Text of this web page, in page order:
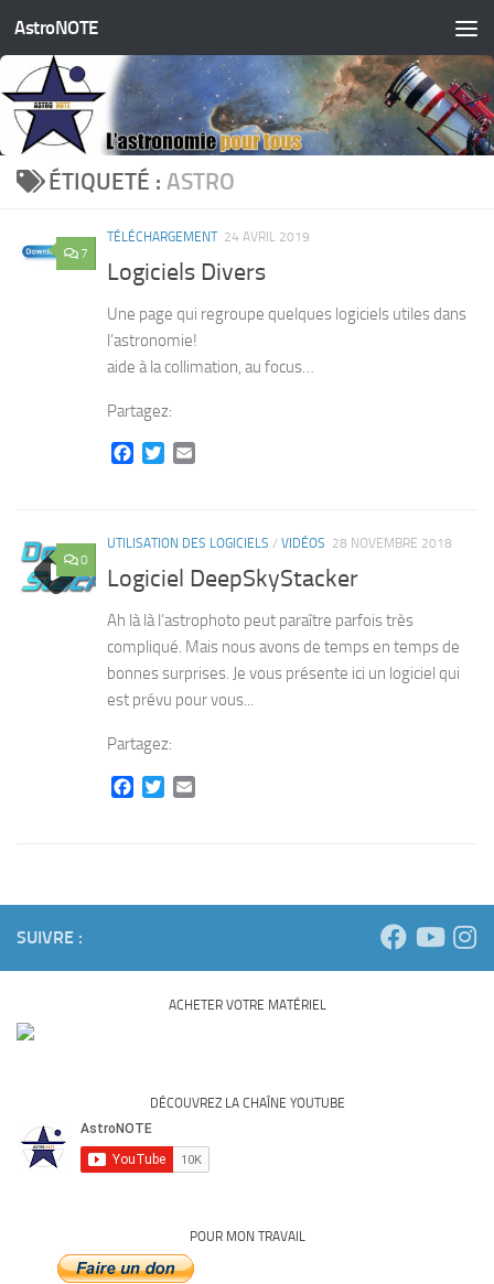
Skip to content
AstroNOTE
ÉTIQUETÉ : ASTRO
7
TÉLÉCHARGEMENT 24 AVRIL 2019
Logiciels Divers
Une page qui regroupe quelques logiciels utiles dans
l’astronomie!
aide à la collimation, au focus…
Partagez:
FacebookTwitter
0
UTILISATION DES LOGICIELS / VIDÉOS 28 NOVEMBRE 2018
Logiciel DeepSkyStacker
Ah là là l’astrophoto peut paraître parfois très
compliqué. Mais nous avons de temps en temps de
bonnes surprises. Je vous présente ici un logiciel qui
est prévu pour vous...
Partagez:
FacebookTwitter
SUIVRE :
ACHETER VOTRE MATÉRIEL
DÉCOUVREZ LA CHAÎNE YOUTUBE
POUR MON TRAVAIL